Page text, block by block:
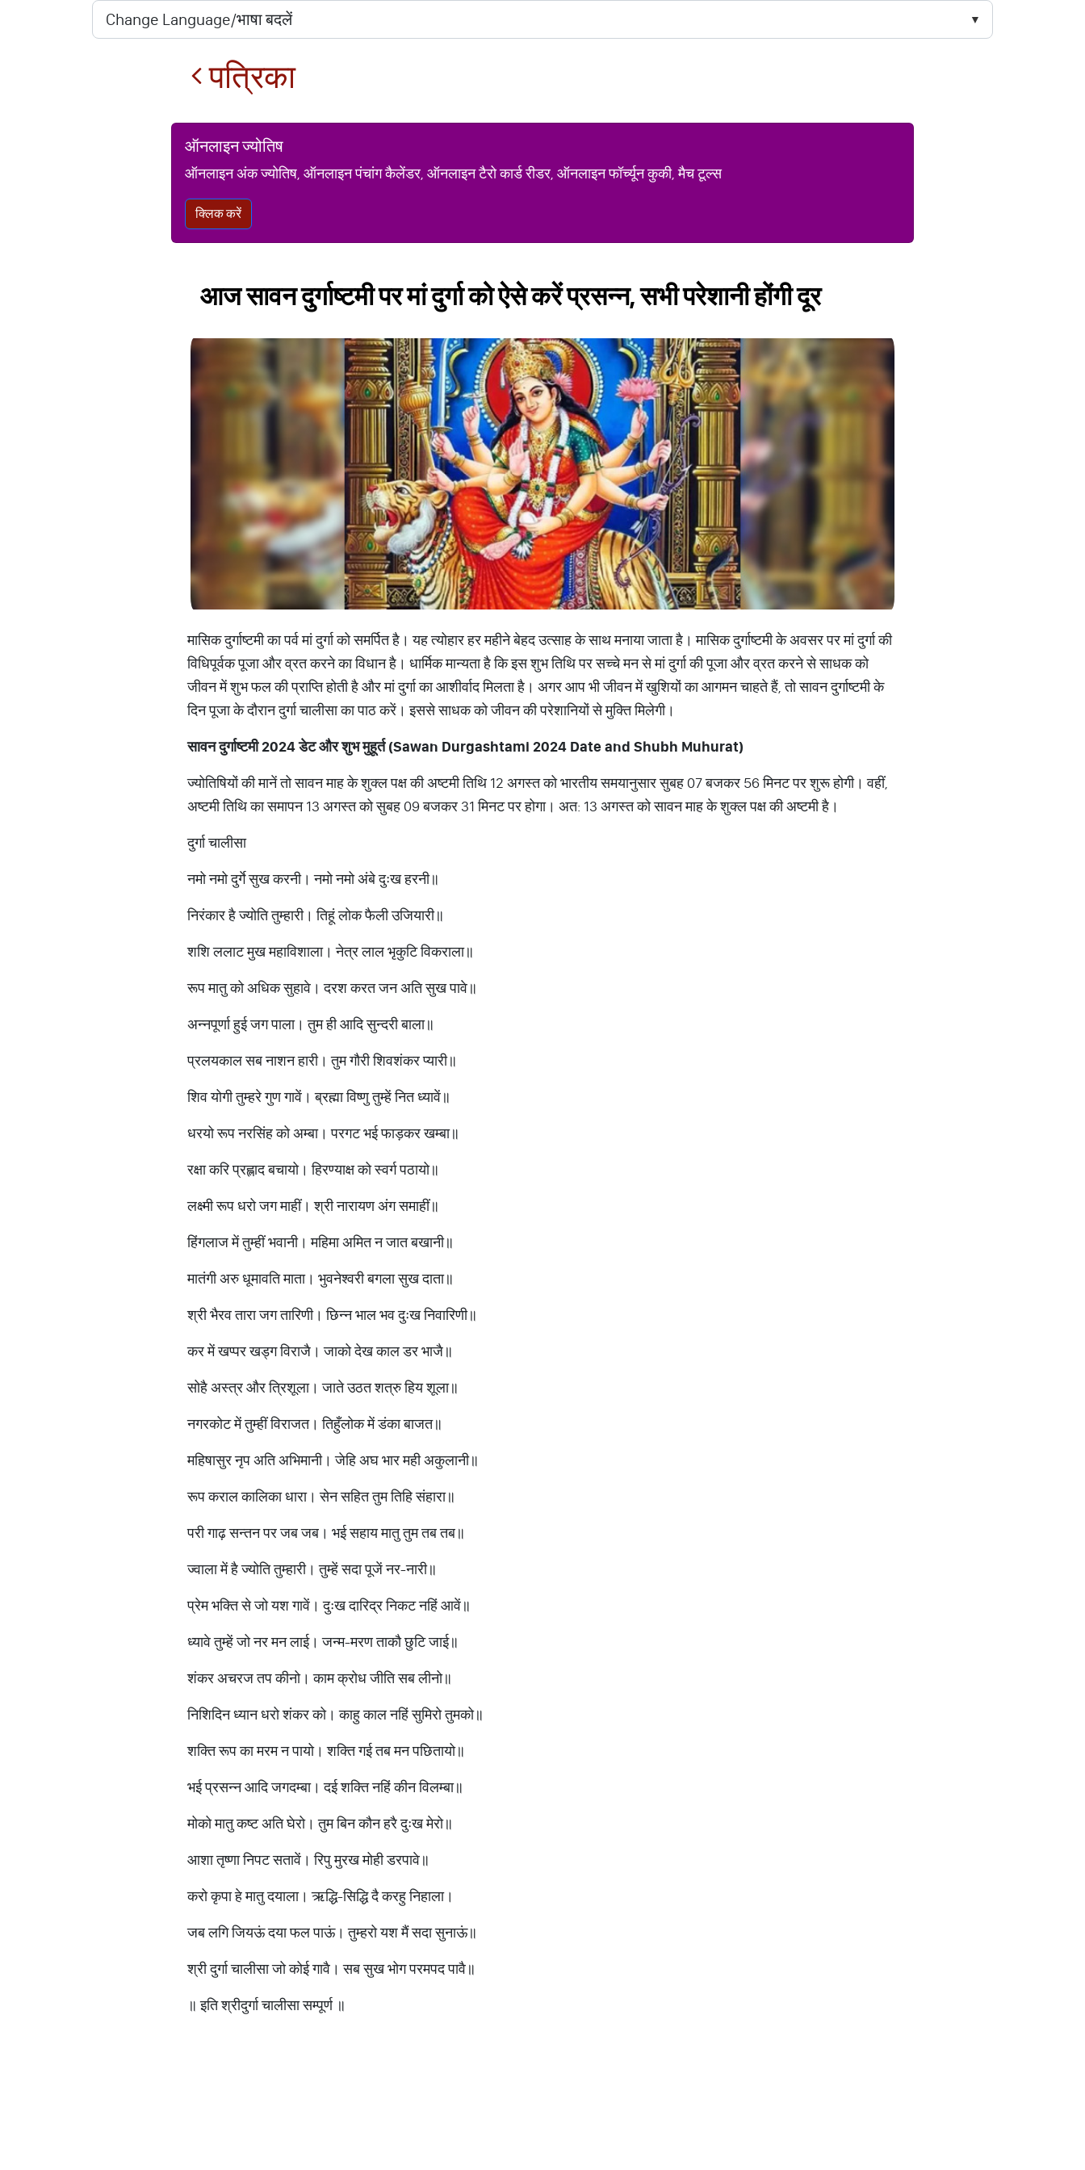
पत्रिका
ऑनलाइन ज्योतिष
ऑनलाइन अंक ज्योतिष, ऑनलाइन पंचांग कैलेंडर, ऑनलाइन टैरो कार्ड रीडर, ऑनलाइन फॉर्च्यून कुकी, मैच टूल्स
क्लिक करें
आज सावन दुर्गाष्टमी पर मां दुर्गा को ऐसे करें प्रसन्न, सभी परेशानी होंगी दूर
मासिक दुर्गाष्टमी का पर्व मां दुर्गा को समर्पित है। यह त्योहार हर महीने बेहद उत्साह के साथ मनाया जाता है। मासिक दुर्गाष्टमी के अवसर पर मां दुर्गा की
विधिपूर्वक पूजा और व्रत करने का विधान है। धार्मिक मान्यता है कि इस शुभ तिथि पर सच्चे मन से मां दुर्गा की पूजा और व्रत करने से साधक को
जीवन में शुभ फल की प्राप्ति होती है और मां दुर्गा का आशीर्वाद मिलता है। अगर आप भी जीवन में खुशियों का आगमन चाहते हैं, तो सावन दुर्गाष्टमी के
दिन पूजा के दौरान दुर्गा चालीसा का पाठ करें। इससे साधक को जीवन की परेशानियों से मुक्ति मिलेगी।
सावन दुर्गाष्टमी 2024 डेट और शुभ मुहूर्त (Sawan Durgashtami 2024 Date and Shubh Muhurat)
ज्योतिषियों की मानें तो सावन माह के शुक्ल पक्ष की अष्टमी तिथि 12 अगस्त को भारतीय समयानुसार सुबह 07 बजकर 56 मिनट पर शुरू होगी। वहीं,
अष्टमी तिथि का समापन 13 अगस्त को सुबह 09 बजकर 31 मिनट पर होगा। अत: 13 अगस्त को सावन माह के शुक्ल पक्ष की अष्टमी है।
दुर्गा चालीसा
नमो नमो दुर्गे सुख करनी। नमो नमो अंबे दुःख हरनी॥
निरंकार है ज्योति तुम्हारी। तिहूं लोक फैली उजियारी॥
शशि ललाट मुख महाविशाला। नेत्र लाल भृकुटि विकराला॥
रूप मातु को अधिक सुहावे। दरश करत जन अति सुख पावे॥
अन्नपूर्णा हुई जग पाला। तुम ही आदि सुन्दरी बाला॥
प्रलयकाल सब नाशन हारी। तुम गौरी शिवशंकर प्यारी॥
शिव योगी तुम्हरे गुण गावें। ब्रह्मा विष्णु तुम्हें नित ध्यावें॥
धरयो रूप नरसिंह को अम्बा। परगट भई फाड़कर खम्बा॥
रक्षा करि प्रह्लाद बचायो। हिरण्याक्ष को स्वर्ग पठायो॥
लक्ष्मी रूप धरो जग माहीं। श्री नारायण अंग समाहीं॥
हिंगलाज में तुम्हीं भवानी। महिमा अमित न जात बखानी॥
मातंगी अरु धूमावति माता। भुवनेश्वरी बगला सुख दाता॥
श्री भैरव तारा जग तारिणी। छिन्न भाल भव दुःख निवारिणी॥
कर में खप्पर खड्ग विराजै। जाको देख काल डर भाजै॥
सोहै अस्त्र और त्रिशूला। जाते उठत शत्रु हिय शूला॥
नगरकोट में तुम्हीं विराजत। तिहुँलोक में डंका बाजत॥
महिषासुर नृप अति अभिमानी। जेहि अघ भार मही अकुलानी॥
रूप कराल कालिका धारा। सेन सहित तुम तिहि संहारा॥
परी गाढ़ सन्तन पर जब जब। भई सहाय मातु तुम तब तब॥
ज्वाला में है ज्योति तुम्हारी। तुम्हें सदा पूजें नर-नारी॥
प्रेम भक्ति से जो यश गावें। दुःख दारिद्र निकट नहिं आवें॥
ध्यावे तुम्हें जो नर मन लाई। जन्म-मरण ताकौ छुटि जाई॥
शंकर अचरज तप कीनो। काम क्रोध जीति सब लीनो॥
निशिदिन ध्यान धरो शंकर को। काहु काल नहिं सुमिरो तुमको॥
शक्ति रूप का मरम न पायो। शक्ति गई तब मन पछितायो॥
भई प्रसन्न आदि जगदम्बा। दई शक्ति नहिं कीन विलम्बा॥
मोको मातु कष्ट अति घेरो। तुम बिन कौन हरै दुःख मेरो॥
आशा तृष्णा निपट सतावें। रिपु मुरख मोही डरपावे॥
करो कृपा हे मातु दयाला। ऋद्धि-सिद्धि दै करहु निहाला।
जब लगि जियऊं दया फल पाऊं। तुम्हरो यश मैं सदा सुनाऊं॥
श्री दुर्गा चालीसा जो कोई गावै। सब सुख भोग परमपद पावै॥
॥ इति श्रीदुर्गा चालीसा सम्पूर्ण ॥